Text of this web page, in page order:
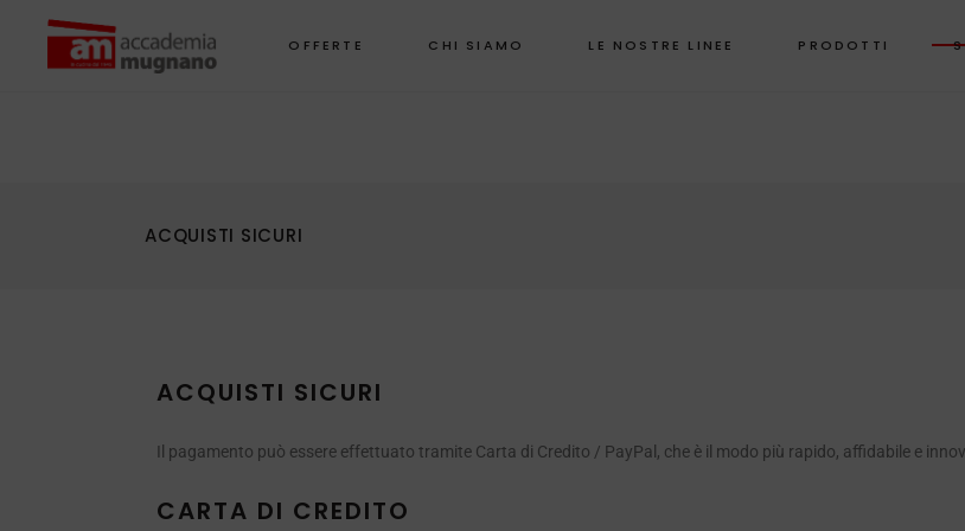
OFFERTE CHI SIAMO LE NOSTRE LINEE PRODOTTI
PADELLE
GRILL E BISTECCHIERE
COPERCHI
FORTEZZA PROTECTION SHIELD
ACQUISTI SICURI
ACQUISTI SICURI
Il pagamento può essere effettuato tramite Carta di Credito / PayPal, che è il modo più rapido, affidabile e
CARTA DI CREDITO